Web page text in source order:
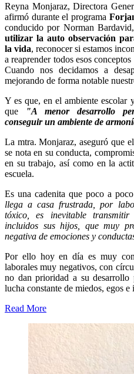
Reyna Monjaraz, Directora
afirmó durante el programa
conducido por Norman
utilizar la auto observación
la vida, reconocer si estamos
a reaprender todos esos
Cuando nos decidamos a
mejorando de forma notable
Y es que, en el ambiente escolar
que "A menor desarrollo
conseguir un ambiente de
La mtra. Monjaraz, aseguró que
se nota en su conducta,
en su trabajo, así como en la
escuela.
Es una cadenita que poco a
llega a casa frustrada, por
tóxico, es inevitable
incluidos sus hijos, que muy
negativa de emociones y
Por ello hoy en día es muy
laborales muy negativos, con
no dan prioridad a su desarrollo
lucha constante de miedos, egos
Read More